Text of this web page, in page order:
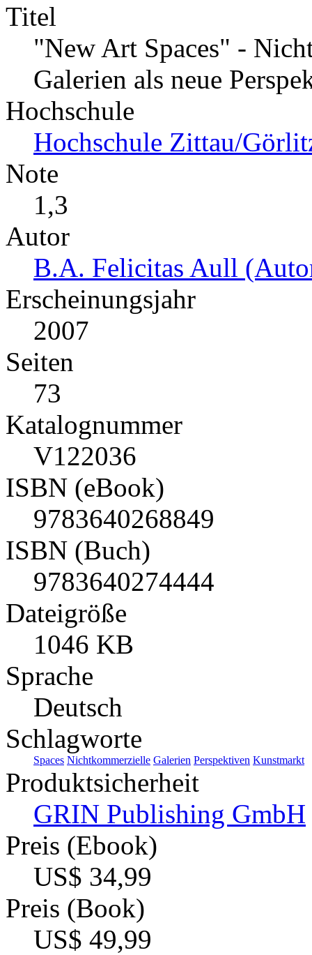
Titel
"New Art Spaces" -
Galerien als neue
Hochschule
Hochschule Zittau/
Note
1,3
Autor
B.A. Felicitas Aull
Erscheinungsjahr
2007
Seiten
73
Katalognummer
V122036
ISBN (eBook)
9783640268849
ISBN (Buch)
9783640274444
Dateigröße
1046 KB
Sprache
Deutsch
Schlagworte
Spaces Nichtkommerzielle Galerien Perspektiven Kunstmarkt
Produktsicherheit
GRIN Publishing GmbH
Preis (Ebook)
US$ 34,99
Preis (Book)
US$ 49,99